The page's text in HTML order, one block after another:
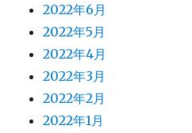
2022年6月
2022年5月
2022年4月
2022年3月
2022年2月
2022年1月